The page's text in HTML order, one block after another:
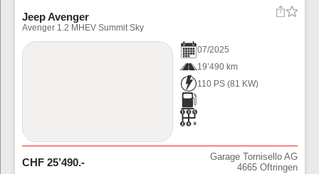
Jeep Avenger
Avenger 1.2 MHEV Summit Sky
07/2025
19’490 km
110 PS (81 KW)
CHF 25’490.-
Garage Tornisello AG
4665 Oftringen